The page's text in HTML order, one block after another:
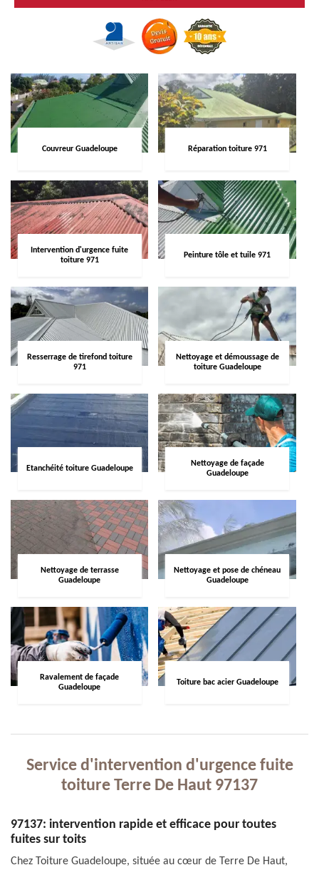
Couvreur Guadeloupe Réparation toiture 971
Intervention d'urgence fuite
toiture 971
Peinture tôle et tuile 971
Resserrage de tirefond toiture
971
Nettoyage et démoussage de
toiture Guadeloupe
Etanchéité toiture Guadeloupe
Nettoyage de façade
Guadeloupe
Nettoyage de terrasse
Guadeloupe
Nettoyage et pose de chéneau
Guadeloupe
Ravalement de façade
Guadeloupe
Toiture bac acier Guadeloupe
Service d'intervention d'urgence fuite
toiture Terre De Haut 97137
97137: intervention rapide et efficace pour toutes
fuites sur toits
Chez Toiture Guadeloupe, située au cœur de Terre De Haut,